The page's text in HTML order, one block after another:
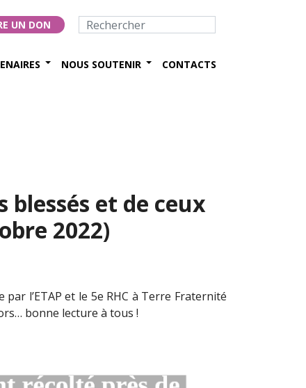
UN DON
NOUS SOUTENIR CONTACTS
blessés et de ceux
2022)
l’ETAP et le 5e RHC à Terre Fraternité
bonne lecture à tous !